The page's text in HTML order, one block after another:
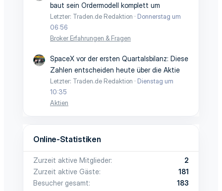
baut sein Ordermodell komplett um
Letzter: Traden.de Redaktion
Donnerstag um
06:56
Broker Erfahrungen & Fragen
SpaceX vor der ersten Quartalsbilanz: Diese
Zahlen entscheiden heute über die Aktie
Letzter: Traden.de Redaktion
Dienstag um
10:35
Aktien
Online-Statistiken
Zurzeit aktive Mitglieder
2
Zurzeit aktive Gäste
181
Besucher gesamt
183